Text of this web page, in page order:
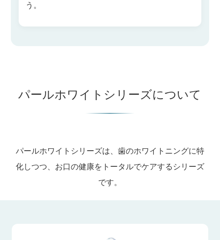
う。
パールホワイトシリーズについて
パールホワイトシリーズは、歯のホワイトニングに特
化しつつ、お口の健康をトータルでケアするシリーズ
です。